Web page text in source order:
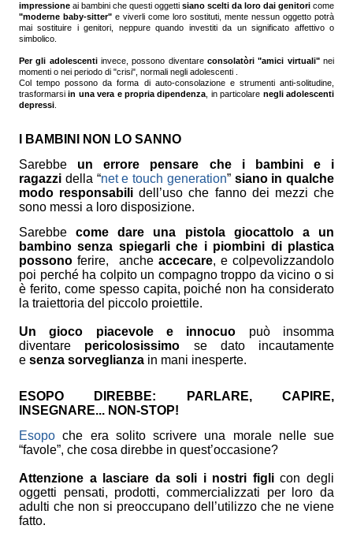
impressione ai bambini che questi oggetti siano scelti da loro dai genitori come
"moderne baby-sitter" e viverli come loro sostituti, mente nessun oggetto potrà
mai sostituire i genitori, neppure quando investiti da un significato affettivo o
simbolico.
Per gli adolescentiinvece, possono diventareconsolatòri "amici virtuali"nei
momenti o nei periodo di "crisi", normali negli adolescenti .
Col tempo possono da forma di auto-consolazione e strumenti anti-solitudine,
trasformarsiin una vera e propria dipendenza , in particolare negli adolescenti
depressi
I BAMBINI NON LO SANNO
Sarebbe un errore pensare che i bambini e i
ragazzi della “net e touch generation”siano in qualche
modo responsabili dell’uso che fanno dei mezzi che
sono messi a loro disposizione.
Sarebbecome dare una pistola giocattolo a un
bambino senza spiegarli che i piombini di plastica
possonoferire, anche accecare, e colpevolizzandolo
poi perché ha colpito un compagno troppo da vicino o si
è ferito, come spesso capita, poiché non ha considerato
la traiettoria del piccolo proiettile.
Un gioco piacevole e innocuo può insomma
diventare pericolosissimo se dato incautamente
e senza sorveglianza in mani inesperte.
ESOPO DIREBBE: PARLARE, CAPIRE,
INSEGNARE... NON-STOP!
Esopo che era solito scrivere una morale nelle sue
“favole”, che cosa direbbe in quest’occasione?
Attenzione a lasciare da soli i nostri figlicon degli
oggetti pensati, prodotti, commercializzati per loro da
adulti che non si preoccupano dell’utilizzo che ne viene
fatto.